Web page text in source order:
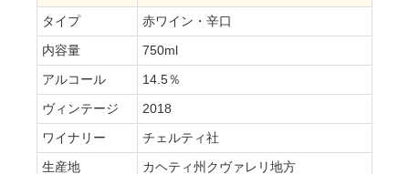
タイプ
赤ワイン・辛口
内容量
750ml
アルコール
14.5％
ヴィンテージ
2018
ワイナリー
チェルティ社
生産地
カヘティ州クヴァレリ地方